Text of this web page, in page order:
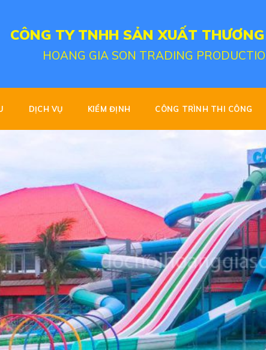
CÔNG TY TNHH SẢN XUẤT
HOANG GIA SON TRADING
DỊCH VỤ KIỂM ĐỊNH CÔNG TRÌNH THI CÔNG